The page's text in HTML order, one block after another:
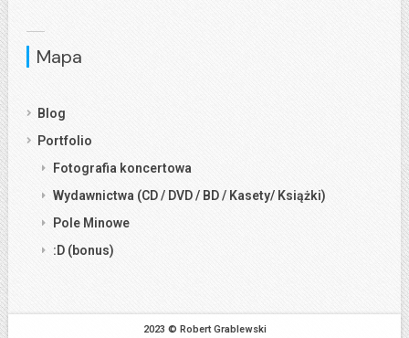
Mapa
Blog
Portfolio
Fotografia koncertowa
Wydawnictwa (CD / DVD / BD / Kasety/ Książki)
Pole Minowe
:D (bonus)
2023 © Robert Grablewski